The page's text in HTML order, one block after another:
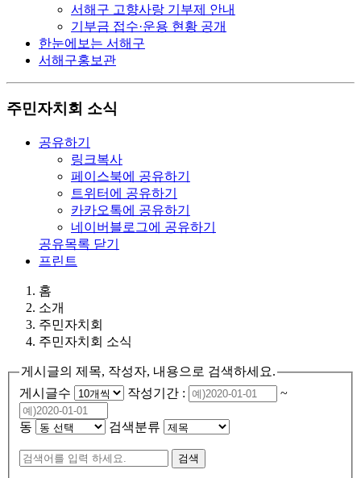
서해구 고향사랑 기부제 안내
기부금 접수·운용 현황 공개
한눈에보는 서해구
서해구홍보관
주민자치회 소식
공유하기
링크복사
페이스북에 공유하기
트위터에 공유하기
카카오톡에 공유하기
네이버블로그에 공유하기
공유목록 닫기
프린트
홈
소개
주민자치회
주민자치회 소식
게시글의 제목, 작성자, 내용으로 검색하세요.
게시글수
작성기간 : ~
동 검색분류